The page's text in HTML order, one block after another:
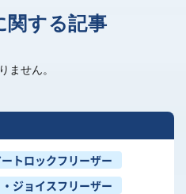
関する記事
ません。
トロックフリーザー
・ジョイスフリーザー